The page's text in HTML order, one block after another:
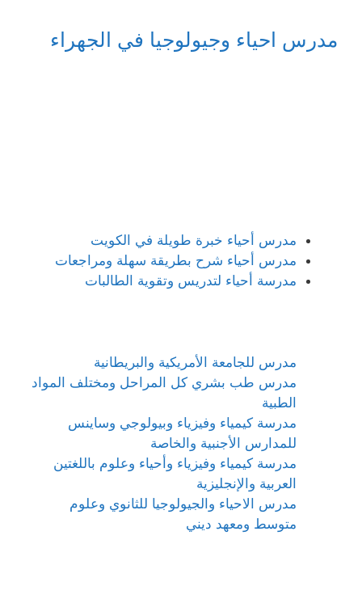
مدرس احياء وجيولوجيا في الجهراء
مدرس أحياء خبرة طويلة في الكويت
مدرس أحياء شرح بطريقة سهلة ومراجعات
مدرسة أحياء لتدريس وتقوية الطالبات
مدرس للجامعة الأمريكية والبريطانية
مدرس طب بشري كل المراحل ومختلف المواد
الطبية
مدرسة كيمياء وفيزياء وبيولوجي وساينس
للمدارس الأجنبية والخاصة
مدرسة كيمياء وفيزياء وأحياء وعلوم باللغتين
العربية والإنجليزية
مدرس الاحياء والجيولوجيا للثانوي وعلوم
متوسط ومعهد ديني